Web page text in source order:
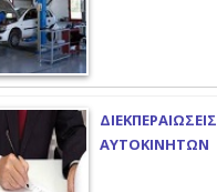
ΔΙΕΚΠΕΡΑΙΩΣΕΙΣ
ΑΥΤΟΚΙΝΗΤΩΝ